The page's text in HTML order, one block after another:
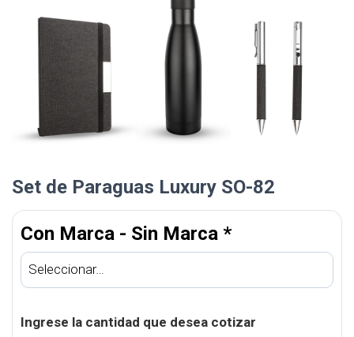
Set de Paraguas Luxury SO-82
Con Marca - Sin Marca *
Ingrese la cantidad que desea cotizar